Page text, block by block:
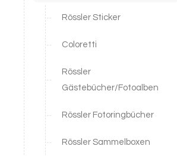
Rössler Sticker
Coloretti
Rössler
Gästebücher/Fotoalben
Rössler Fotoringbücher
Rössler Sammelboxen